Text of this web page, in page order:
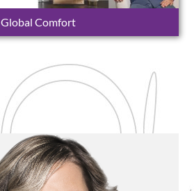
Global Comfort